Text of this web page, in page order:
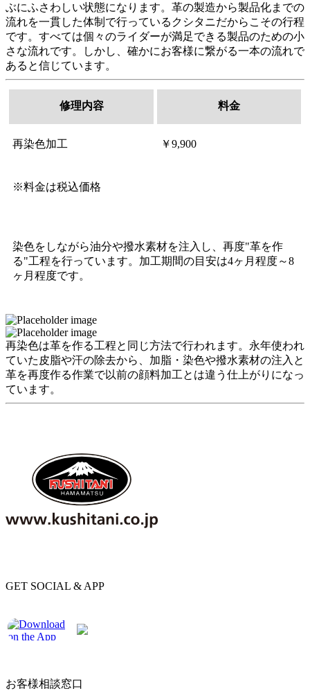
ぶにふさわしい状態になります。革の製造から製品化までの
流れを一貫した体制で行っているクシタニだからこその行程
です。すべては個々のライダーが満足できる製品のための小
さな流れです。しかし、確かにお客様に繋がる一本の流れで
あると信じています。
修理内容 料金
再染色加工 ￥9,900
※料金は税込価格
染色をしながら油分や撥水素材を注入し、再度"革を作
る"工程を行っています。加工期間の目安は4ヶ月程度～8
ヶ月程度です。
再染色は革を作る工程と同じ方法で行われます。永年使われ
ていた皮脂や汗の除去から、加脂・染色や撥水素材の注入と
革を再度作る作業で以前の顔料加工とは違う仕上がりになっ
ています。
GET SOCIAL & APP
お客様相談窓口